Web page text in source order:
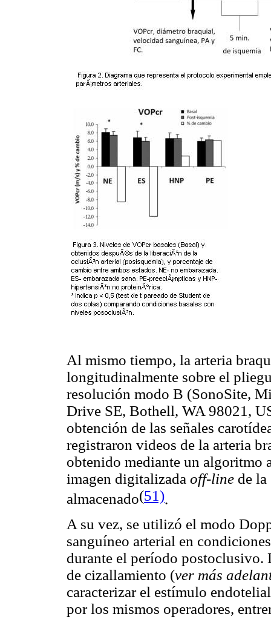
Al mismo tiempo, la arteria
longitudinalmente sobre el
resolución modo B (SonoSite,
Drive SE, Bothell, WA 98021,
obtención de las señales
registraron videos de la arteria
obtenido mediante un algoritmo
imagen digitalizada off-line de la
almacenado(51).
A su vez, se utilizó el modo
sanguíneo arterial en
durante el período postoclusivo.
de cizallamiento (ver más
caracterizar el estímulo
por los mismos operadores,